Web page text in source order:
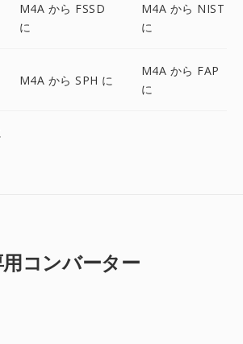
M4A から FSSD
に
M4A から NIST
に
M4A から SPH に
M4A から FAP
に
コンバーター